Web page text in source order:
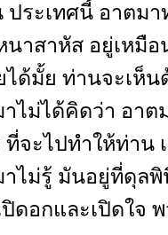
ประเทศนี้ อาตม
นาสาหัส อยู่เหมื
ด้มั้ย ท่านจะเห็น
าไม่ได้คิดว่า อา
ที่จะไปทำให้ท่าน
ไม่รู้ มันอยู่ที่ดุลพิ
ปิดอกและเปิดใจ